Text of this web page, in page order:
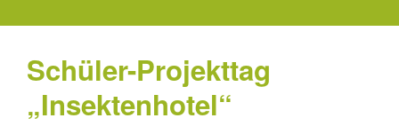
Schüler-Projekttag
„Insektenhotel“